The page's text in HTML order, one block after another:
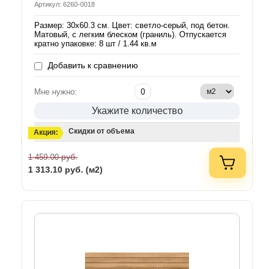
Артикул: 6260-0018
Размер: 30х60.3 см. Цвет: светло-серый, под бетон.
Матовый, с легким блеском (граниль). Отпускается
кратно упаковке: 8 шт / 1.44 кв.м
Добавить к сравнению
Мне нужно:
Укажите количество
Акция: Скидки от объема
1 459.00руб.
1 313.10 руб. (м2)